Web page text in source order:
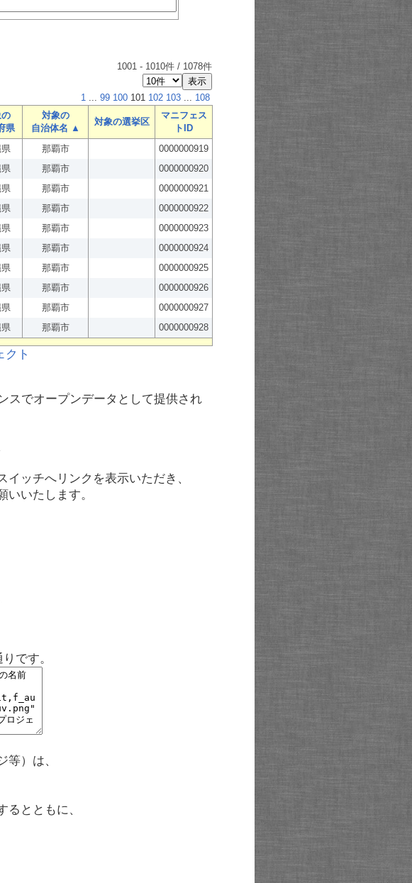
1001 - 1010件 / 1078件
1 ... 99 100 101 102 103 ... 108
県
対象の
自治体名 ▲
対象の選挙区
マニフェス
トID
那覇市
0000000919
那覇市
0000000920
那覇市
0000000921
那覇市
0000000922
那覇市
0000000923
那覇市
0000000924
那覇市
0000000925
那覇市
0000000926
那覇市
0000000927
那覇市 0000000928
スでオープンデータとして提供され
ッチへリンクを表示いただき、
いたします。
です。
）は、
とともに、